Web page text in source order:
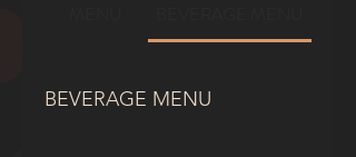
BEVERAGE MENU